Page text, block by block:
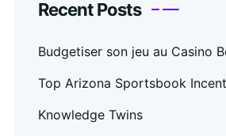
Recent Posts
Budgetiser son jeu au Casino
Top Arizona Sportsbook
Knowledge Twins